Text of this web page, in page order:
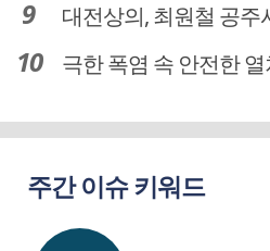
대전상의, 최원철 공주시장
극한 폭염 속 안전한 열
주간 이슈 키워드